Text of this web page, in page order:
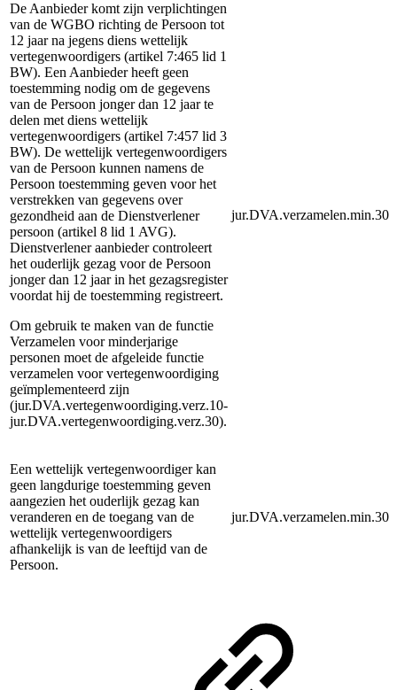
De Aanbieder komt zijn verplichtingen
van de WGBO richting de Persoon tot
12 jaar na jegens diens wettelijk
vertegenwoordigers (artikel 7:465 lid 1
BW). Een Aanbieder heeft geen
toestemming nodig om de gegevens
van de Persoon jonger dan 12 jaar te
delen met diens wettelijk
vertegenwoordigers (artikel 7:457 lid 3
BW). De wettelijk vertegenwoordigers
van de Persoon kunnen namens de
Persoon toestemming geven voor het
verstrekken van gegevens over
gezondheid aan de Dienstverlener
persoon (artikel 8 lid 1 AVG).
Dienstverlener aanbieder controleert
het ouderlijk gezag voor de Persoon
jonger dan 12 jaar in het gezagsregister
voordat hij de toestemming registreert.
Om gebruik te maken van de functie
Verzamelen voor minderjarige
personen moet de afgeleide functie
verzamelen voor vertegenwoordiging
geïmplementeerd zijn
(jur.DVA.vertegenwoordiging.verz.10-
jur.DVA.vertegenwoordiging.verz.30).
jur.DVA.verzamelen.min.30
Een wettelijk vertegenwoordiger kan
geen langdurige toestemming geven
aangezien het ouderlijk gezag kan
veranderen en de toegang van de
wettelijk vertegenwoordigers
afhankelijk is van de leeftijd van de
Persoon.
jur.DVA.verzamelen.min.30